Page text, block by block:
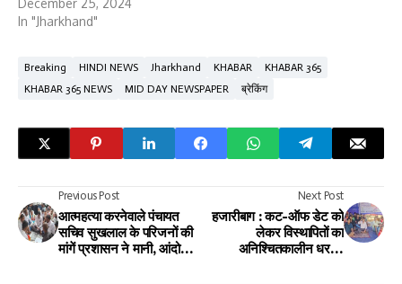
December 25, 2024
In "Jharkhand"
Breaking HINDI NEWS Jharkhand KHABAR
KHABAR 365
KHABAR 365 NEWS
MID DAY NEWSPAPER ब्रेकिंग
Previous Post
आत्महत्या करनेवाले पंचायत
सचिव सुखलाल के परिजनों की
मांगें प्रशासन ने मानी, आंदोलन
Next Post
हजारीबाग : कट-ऑफ डेट को
लेकर विस्थापितों का
अनिश्चितकालीन धरना,